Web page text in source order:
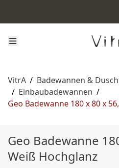
VitrA / Badewannen &
/ Einbaubadewannen /
Geo Badewanne 180 x 80 x
Geo Badewanne
Weiß Hochglanz